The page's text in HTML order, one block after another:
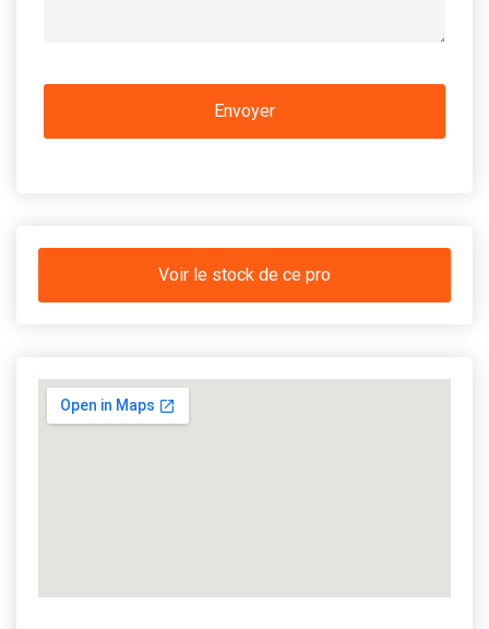
Voir le stock de ce pro